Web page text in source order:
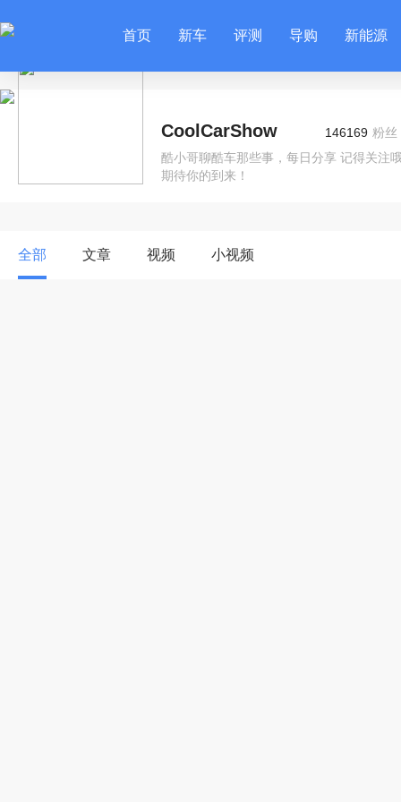
首页 新车 评测 导购 新能源
CoolCarShow 146169 粉丝
酷小哥聊酷车那些事，每日分享 记得关注
期待你的到来！
全部 文章 视频 小视频